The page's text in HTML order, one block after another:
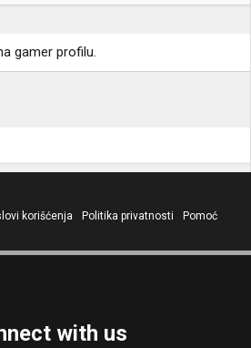
gamer profilu.
korišćenja Politika privatnosti
Pomoć
with us